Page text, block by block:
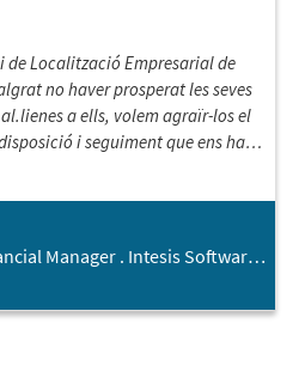
de Localització Empresarial de
no haver prosperat les seves
a ells, volem agraïr-los el
i seguiment que ens han
Joan Mollà Roset. Financial Manager . Intesis Software SLU